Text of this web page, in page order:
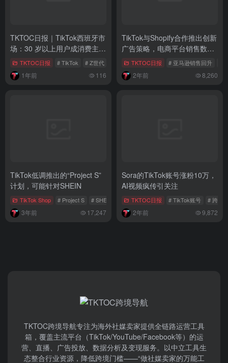
TKTOC日报｜TikTok西班牙市
场：30 岁以上用户成消费主
力，女性引领
TKTOC日报 # TikTok # Z世代 # 字节跳动
1年前 116
TikTok与Shopify合作推出创新
广告策略，电商平台销售数据
亮眼TKTOC日报 # 亚马逊销售回升
2年前 8,260
TikTok低调推出的“Project S”
计划，可能针对SHEIN
TikTok Shop # Project S # SHEIN # TEMU
3年前 17,247
Sora的TikTok账号涨粉10万，
AI视频疯传引关注
TKTOC日报 # TikTok账号 # 跨境
2年前 9,872
TKTOC跨境导航​专注为海外社媒卖家提供全链路运营工具
箱，覆盖主流平台（TikTok/YouTube/Facebook等）​的运
营、直播、广告投放、数据分析及变现服务。以中立工具生
态整合行业资源，降低跨境门槛——“做社媒卖家的万能工